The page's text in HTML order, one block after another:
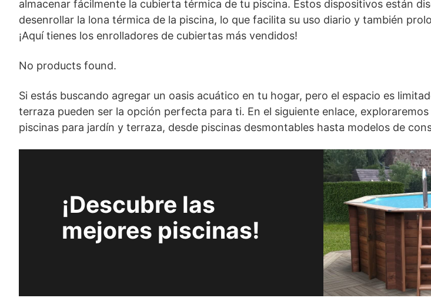
almacenar fácilmente la cubierta térmica de tu piscina. Estos dispositivos están
desenrollar la lona térmica de la piscina, lo que facilita su uso diario y también
¡Aquí tienes los enrolladores de cubiertas más vendidos!
No products found.
Si estás buscando agregar un oasis acuático en tu hogar, pero el espacio es
terraza pueden ser la opción perfecta para ti. En el siguiente enlace,
piscinas para jardín y terraza, desde piscinas desmontables hasta modelos de
¡Descubre las
mejores piscinas!